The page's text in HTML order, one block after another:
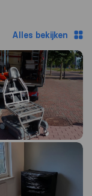
Alles bekijken